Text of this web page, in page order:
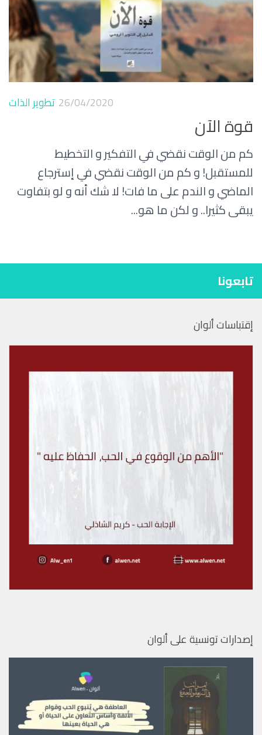
تطوير الذات 26/04/2020
قوة الآن
كم من الوقت نقضي في التفكير و التخطيط
للمستقبل! و كم من الوقت نقضي في إسترجاع
الماضي و الندم على ما فات! لا شك أنه و لو بتفاوت
يبقى كثيرا.. و لكن ما هو...
تابعونا
إقتباسات ألوان
إصدارات تونسية على ألوان